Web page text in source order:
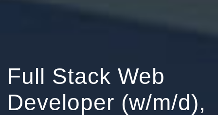
Full Stack Web
Developer (w/m/d),